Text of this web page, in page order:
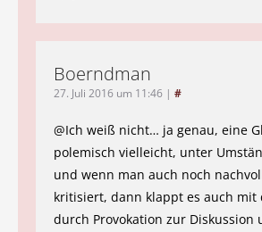
Boerndman
27. Juli 2016 um 11:46 | #
@Ich weiß nicht… ja genau, eine
polemisch vielleicht, unter
und wenn man auch noch
kritisiert, dann klappt es auch
durch Provokation zur